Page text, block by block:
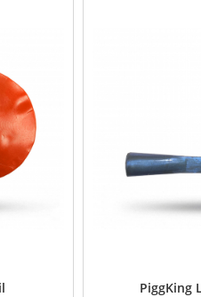
PiggKing